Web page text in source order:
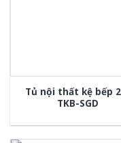
Tủ nội thất kệ bếp
TKB-SGD